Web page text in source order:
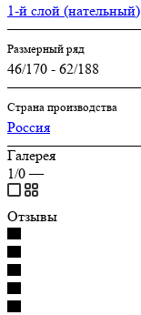
1-й слой (нательный)
Размерный ряд
46/170 - 62/188
Страна производства
Россия
Галерея
1/0 —
Отзывы